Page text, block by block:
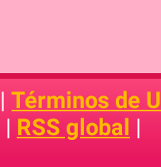
|Términos de
| RSS global |